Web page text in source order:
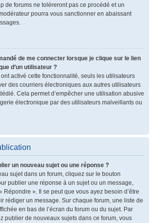
de forums ne toléreront pas ce procédé et un
pourra vous sanctionner en abaissant
de me connecter lorsque je clique sur le lien
d’un utilisateur ?
activé cette fonctionnalité, seuls les utilisateurs
des courriers électroniques aux autres utilisateurs
Cela permet d’empêcher une utilisation abusive
électronique par des utilisateurs malveillants ou
un nouveau sujet ou une réponse ?
sujet dans un forum, cliquez sur le bouton
publier une réponse à un sujet ou un message,
Répondre ». Il se peut que vous ayez besoin d’être
rédiger un message. Sur chaque forum, une liste de
en bas de l’écran du forum ou du sujet. Par
publier de nouveaux sujets dans ce forum, vous